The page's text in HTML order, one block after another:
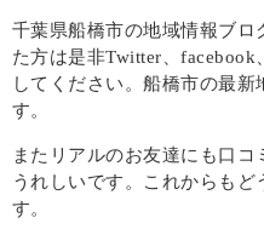
千葉県船橋市の地域情報ブロ
た方は是非Twitter、
してください。船橋市の最
す。
またリアルのお友達にも口
うれしいです。これからもど
す。